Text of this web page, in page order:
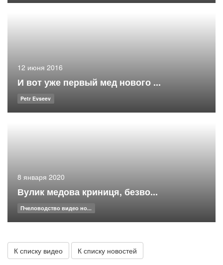
12 июня 2016
И вот уже первый мед нового ...
Petr Evseev
8 января 2020
Вулик медова криниця, безво...
Пчеловодство видео но...
К списку видео К списку новостей